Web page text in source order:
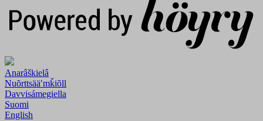
Anarâškielâ
Nuõrttsääʹmǩiõll
Davvisámegiella
Suomi
English